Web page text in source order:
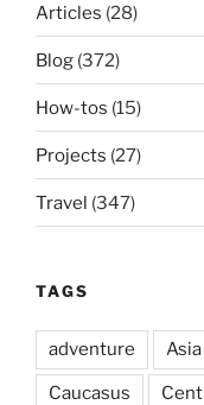
Articles (28)
Blog (372)
How-tos (15)
Projects (27)
Travel (347)
TAGS
adventure Asia
Caucasus